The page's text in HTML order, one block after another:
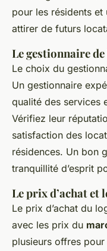
pour les résidents
attirer de futurs
Le gestionnaire
Le choix du
Un gestionnaire
qualité des services
Vérifiez leur
satisfaction des
résidences. Un bon
tranquillité d’esprit
Le prix d’achat et
Le prix d’achat du
avec les prix du
plusieurs offres